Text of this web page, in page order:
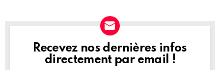
NEWSLETTER
Recevez nos dernières infos
directement par email !